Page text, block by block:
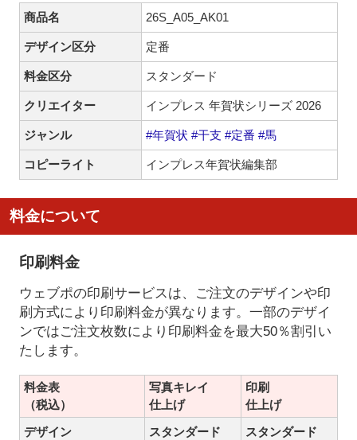
商品名 26S_A05_AK01
デザイン区分 定番
料金区分 スタンダード
クリエイター インプレス 年賀状シリーズ 2026
ジャンル #年賀状 #干支 #定番 #馬
コピーライト インプレス年賀状編集部
料金について
印刷料金
ウェブポの印刷サービスは、ご注文のデザインや印
刷方式により印刷料金が異なります。一部のデザイ
ンではご注文枚数により印刷料金を最大50％割引い
たします。
料金表
（税込）
写真キレイ
仕上げ
印刷
仕上げ
デザイン
スタンダード スタンダード